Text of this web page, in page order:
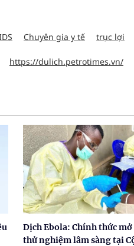
Chuyên gia y tế trục lợi
https://dulich.petrotimes.vn/
Dịch Ebola: Chính thức
thử nghiệm lâm sàng tại